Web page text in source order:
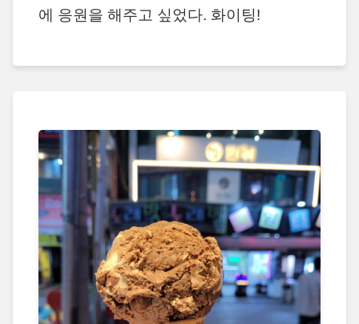
에 응원을 해주고 싶었다. 화이팅!